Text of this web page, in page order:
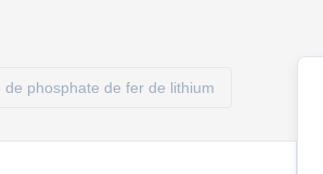
phosphate de fer de lithium